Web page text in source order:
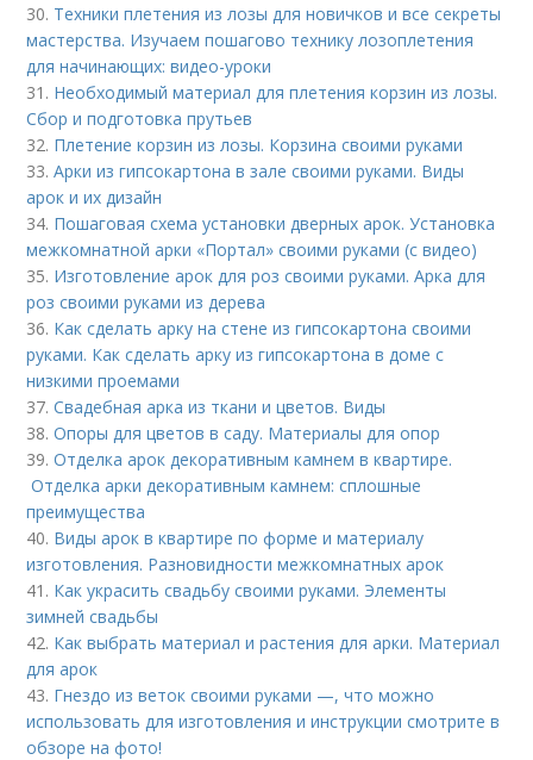
30. Техники плетения из лозы для новичков и все секреты
мастерства. Изучаем пошагово технику лозоплетения
для начинающих: видео-уроки
31. Необходимый материал для плетения корзин из лозы.
Сбор и подготовка прутьев
32. Плетение корзин из лозы. Корзина своими руками
33.Арки из гипсокартона в зале своими руками. Виды
арок и их дизайн
34. Пошаговая схема установки дверных арок. Установка
межкомнатной арки «Портал» своими руками (с видео)
35. Изготовление арок для роз своими руками. Арка для
роз своими руками из дерева
36. Как сделать арку на стене из гипсокартона своими
руками. Как сделать арку из гипсокартона в доме с
низкими проемами
37.Свадебная арка из ткани и цветов. Виды
38.Опоры для цветов в саду. Материалы для опор
39.Отделка арок декоративным камнем в квартире.
Отделка арки декоративным камнем: сплошные
преимущества
40. Виды арок в квартире по форме и материалу
изготовления. Разновидности межкомнатных арок
41. Как украсить свадьбу своими руками. Элементы
зимней свадьбы
42. Как выбрать материал и растения для арки. Материал
для арок
43. Гнездо из веток своими руками —, что можно
использовать для изготовления и инструкции смотрите в
обзоре на фото!